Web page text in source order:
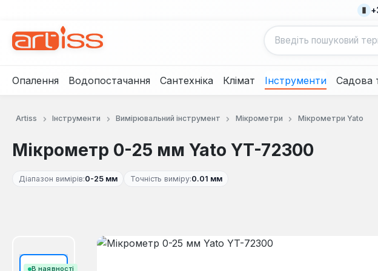
Опалення Водопостачання Сантехніка Клімат Інструменти Садова
Artiss Інструменти Вимірювальний інструмент Мікрометри Мікрометри Yato
Мікрометр 0-25 мм Yato YT-72300
Діапазон вимірів:0-25 мм Точність виміру:0.01 мм
В наявності
Пропустити галерею зображень